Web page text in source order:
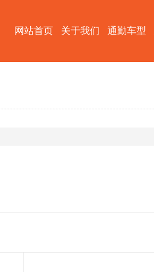
网站首页 关于我们 通勤车型